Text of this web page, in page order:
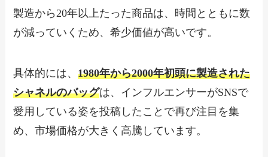
製造から20年以上たった商品は、時間とともに数
が減っていくため、希少価値が高いです。
具体的には、1980年から2000年初頭に製造された
シャネルのバッグは、インフルエンサーがSNSで
愛用している姿を投稿したことで再び注目を集
め、市場価格が大きく高騰しています。